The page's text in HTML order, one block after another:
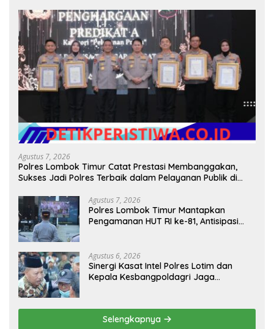
Agustus 7, 2026
Polres Lombok Timur Catat Prestasi Membanggakan,
Sukses Jadi Polres Terbaik dalam Pelayanan Publik di
Agustus 7, 2026
Polres Lombok Timur Mantapkan
Pengamanan HUT RI ke-81, Antisipasi
Agustus 6, 2026
Sinergi Kasat Intel Polres Lotim dan
Kepala Kesbangpoldagri Jaga
Selengkapnya